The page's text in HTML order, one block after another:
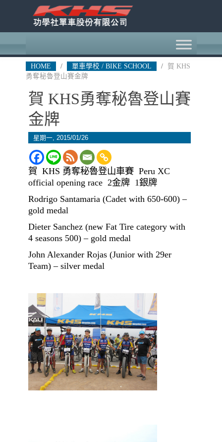
HOME / 單車學校 / BIKE SCHOOL /
賀 KHS
勇奪秘魯登山賽金牌
賀 KHS勇奪秘魯登山賽
金牌
星期一, 2015/01/26
賀 KHS 勇奪秘魯登山車賽 Peru XC
official opening race 2金牌 1銀牌
Rodrigo Santamaria (Cadet with 650-600) –
gold medal
Dieter Sanchez (new Fat Tire category with
4 seasons 500) – gold medal
John Alexander Rojas (Junior with 29er
Team) – silver medal